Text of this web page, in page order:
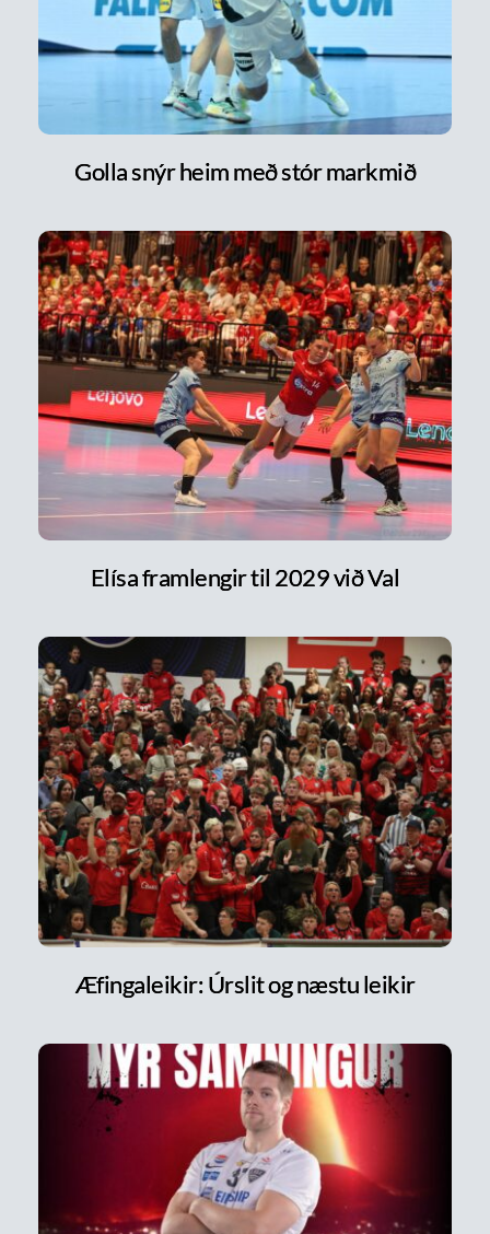
Golla snýr heim með stór markmið
Elísa framlengir til 2029 við Val
Æfingaleikir: Úrslit og næstu leikir